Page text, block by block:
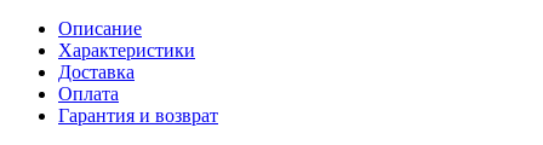
Описание
Характеристики
Доставка
Оплата
Гарантия и возврат